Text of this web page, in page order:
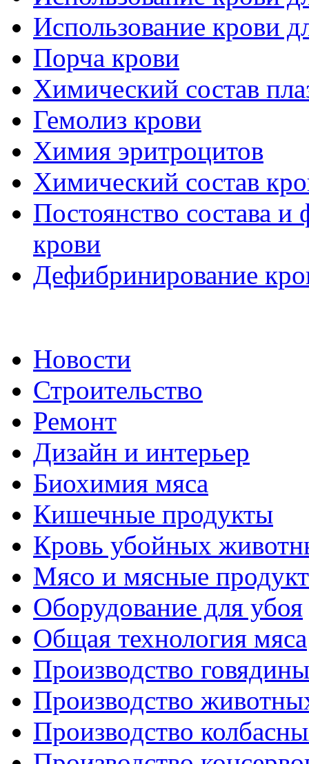
Использование крови
Порча крови
Химический состав
Гемолиз крови
Химия эритроцитов
Химический состав
Постоянство состава и
крови
Дефибринирование
Новости
Строительство
Ремонт
Дизайн и интерьер
Биохимия мяса
Кишечные продукты
Кровь убойных
Мясо и мясные
Оборудование для убоя
Общая технология мяса
Производство говядины
Производство
Производство